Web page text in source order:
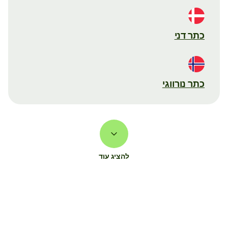
כתר דני
כתר נורווגי
להציג עוד